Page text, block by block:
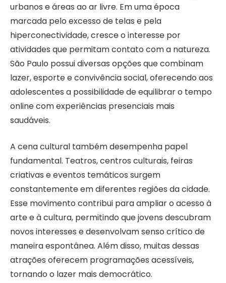
urbanos e áreas ao ar livre. Em uma época
marcada pelo excesso de telas e pela
hiperconectividade, cresce o interesse por
atividades que permitam contato com a natureza.
São Paulo possui diversas opções que combinam
lazer, esporte e convivência social, oferecendo aos
adolescentes a possibilidade de equilibrar o tempo
online com experiências presenciais mais
saudáveis.
A cena cultural também desempenha papel
fundamental. Teatros, centros culturais, feiras
criativas e eventos temáticos surgem
constantemente em diferentes regiões da cidade.
Esse movimento contribui para ampliar o acesso à
arte e à cultura, permitindo que jovens descubram
novos interesses e desenvolvam senso crítico de
maneira espontânea. Além disso, muitas dessas
atrações oferecem programações acessíveis,
tornando o lazer mais democrático.